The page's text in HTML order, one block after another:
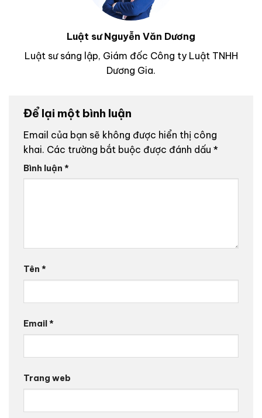
Luật sư Nguyễn Văn Dương
Luật sư sáng lập, Giám đốc Công ty Luật TNHH
Dương Gia.
Để lại một bình luận
Email của bạn sẽ không được hiển thị công
khai. Các trường bắt buộc được đánh dấu *
Bình luận *
Tên *
Email*
Trang web